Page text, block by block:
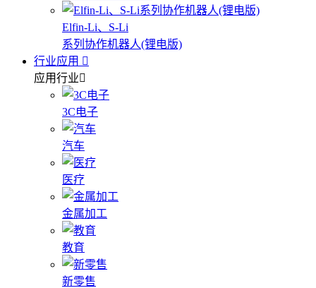
Elfin-Li、S-Li
系列协作机器人(锂电版)
行业应用
应用行业
3C电子
汽车
医疗
金属加工
教育
新零售